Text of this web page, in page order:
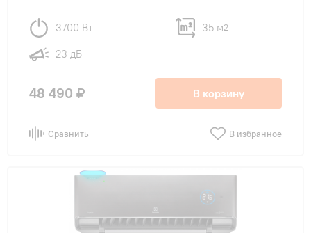
3700 Вт 35 м2
23 дБ
48 490 ₽ В корзину
Сравнить В избранное